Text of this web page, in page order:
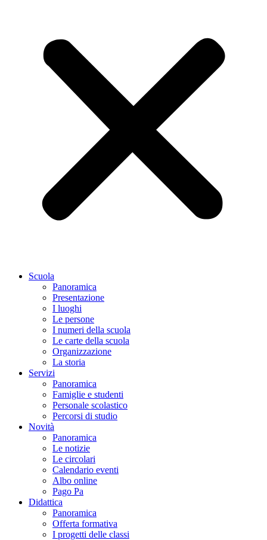
Scuola
Panoramica
Presentazione
I luoghi
Le persone
I numeri della scuola
Le carte della scuola
Organizzazione
La storia
Servizi
Panoramica
Famiglie e studenti
Personale scolastico
Percorsi di studio
Novità
Panoramica
Le notizie
Le circolari
Calendario eventi
Albo online
Pago Pa
Didattica
Panoramica
Offerta formativa
I progetti delle classi